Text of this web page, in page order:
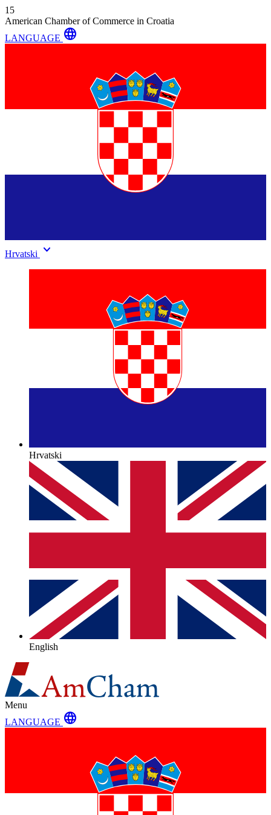
15
American Chamber of Commerce in Croatia
LANGUAGE language
Hrvatski keyboard_arrow_down
Hrvatski
English
Menu
LANGUAGE language